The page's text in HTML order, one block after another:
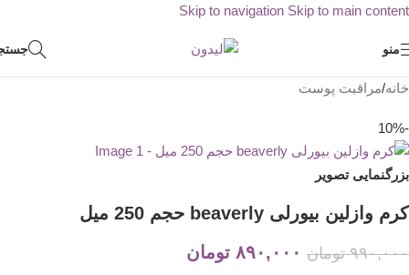
Skip to navigation Skip to main content
منو
خانه/مراقبت پوست
-10%
بزرگنمایی تصویر
کرم وازلین بیورلی beaverly حجم 250 میل
۹۹۰,۰۰۰ تومان ۸۹۰,۰۰۰ تومان